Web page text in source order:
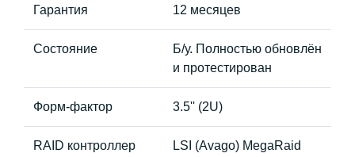
Гарантия 12 месяцев
Состояние
Б/у. Полностью обновлён
и протестирован
Форм-фактор 3.5'' (2U)
RAID контроллер
LSI (Avago) MegaRaid